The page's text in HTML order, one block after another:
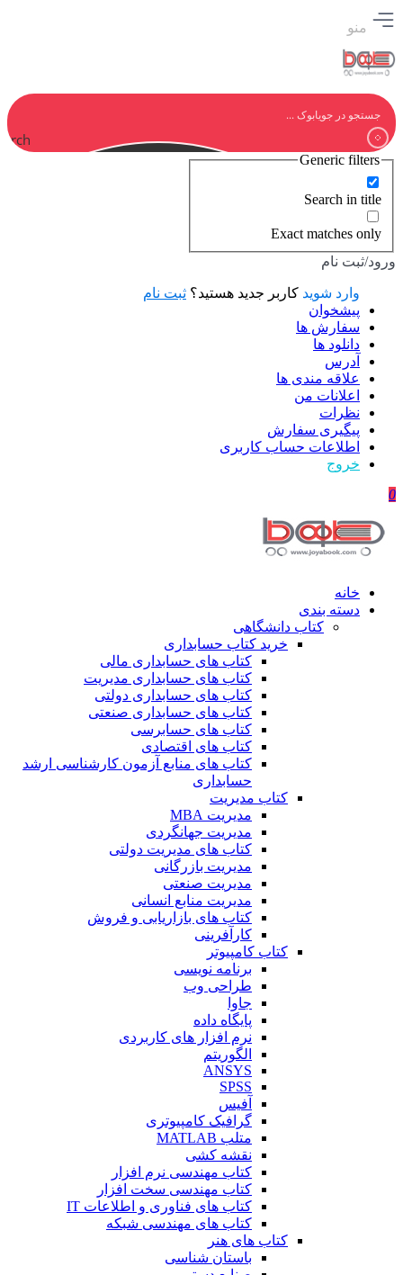
منو
Generic filters
Search in title
Exact matches only
ورود/ثبت نام
وارد شوید کاربر جدید هستید؟ ثبت نام
پیشخوان
سفارش ها
دانلود ها
آدرس
علاقه مندی ها
اعلانات من
نظرات
پیگیری سفارش
اطلاعات حساب كاربری
خروج
0
خانه
دسته بندی
کتاب دانشگاهی
خرید کتاب حسابداری
کتاب های حسابداری مالی
کتاب های حسابداری مدیریت
کتاب های حسابداری دولتی
کتاب های حسابداری صنعتی
کتاب های حسابرسی
کتاب های اقتصادی
کتاب های منابع آزمون کارشناسی ارشد
حسابداری
کتاب مدیریت
مدیریت MBA
مدیریت جهانگردی
کتاب های مدیریت دولتی
مدیریت بازرگانی
مدیریت صنعتی
مدیریت منابع انسانی
کتاب های بازاریابی و فروش
کارآفرینی
کتاب کامپیوتر
برنامه نویسی
طراحی وب
جاوا
پایگاه داده
نرم افزار های کاربردی
الگوریتم
ANSYS
SPSS
آفیس
گرافیک کامپیوتری
متلب MATLAB
نقشه کشی
کتاب مهندسی نرم افزار
کتاب مهندسی سخت افزار
کتاب های فناوری و اطلاعات IT
کتاب های مهندسی شبکه
کتاب های هنر
باستان شناسی